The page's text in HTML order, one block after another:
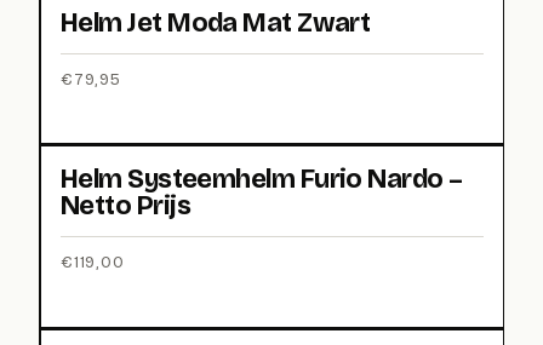
Helm Jet Moda Mat Zwart
€79,95
Helm Systeemhelm Furio Nardo –
Netto Prijs
€119,00